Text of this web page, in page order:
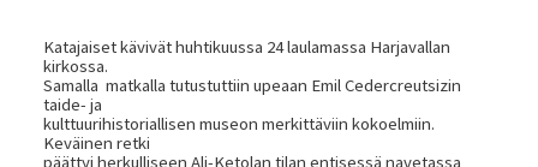
Katajaiset kävivät huhtikuussa 24 laulamassa Harjavallan
kirkossa.
Samalla matkalla tutustuttiin upeaan Emil Cedercreutsizin
taide- ja
kulttuurihistoriallisen museon merkittäviin kokoelmiin.
Keväinen retki
päättyi herkulliseen Ali-Ketolan tilan entisessä navetassa